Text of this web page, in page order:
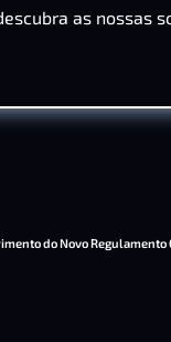
as nossas